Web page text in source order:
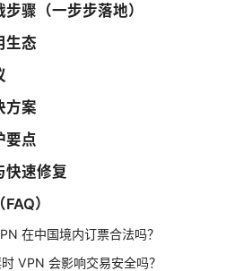
骤（一步步落地）
生态
方案
要点
快速修复
）
在中国境内订票合法吗？
VPN 会影响交易安全吗？